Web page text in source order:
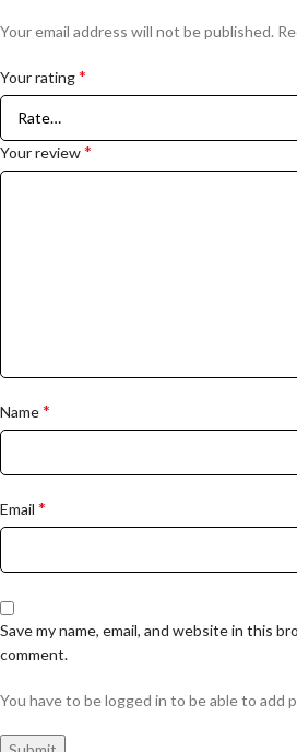
Your email address will not be published.
Your rating*
Your review*
Name*
Email *
Save my name, email, and website in this
comment.
You have to be logged in to be able to add